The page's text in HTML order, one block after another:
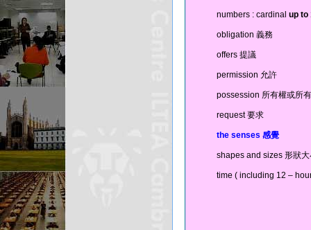
numbers : cardinal up to
obligation 義務
offers 提議
permission 允許
possession 所有權或所
request 要求
the senses 感覺
shapes and sizes 形狀大
time ( including 12 –